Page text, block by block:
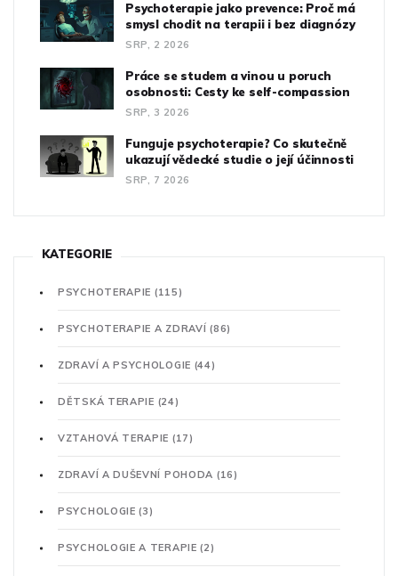
Psychoterapie jako prevence: Proč má
smysl chodit na terapii i bez diagnózy
SRP, 2 2026
Práce se studem a vinou u poruch
osobnosti: Cesty ke self-compassion
SRP, 3 2026
Funguje psychoterapie? Co skutečně
ukazují vědecké studie o její účinnosti
SRP, 7 2026
KATEGORIE
PSYCHOTERAPIE (115)
PSYCHOTERAPIE A ZDRAVÍ(86)
ZDRAVÍ A PSYCHOLOGIE (44)
DĚTSKÁ TERAPIE (24)
VZTAHOVÁ TERAPIE (17)
ZDRAVÍ A DUŠEVNÍ POHODA (16)
PSYCHOLOGIE(3)
PSYCHOLOGIE A TERAPIE(2)